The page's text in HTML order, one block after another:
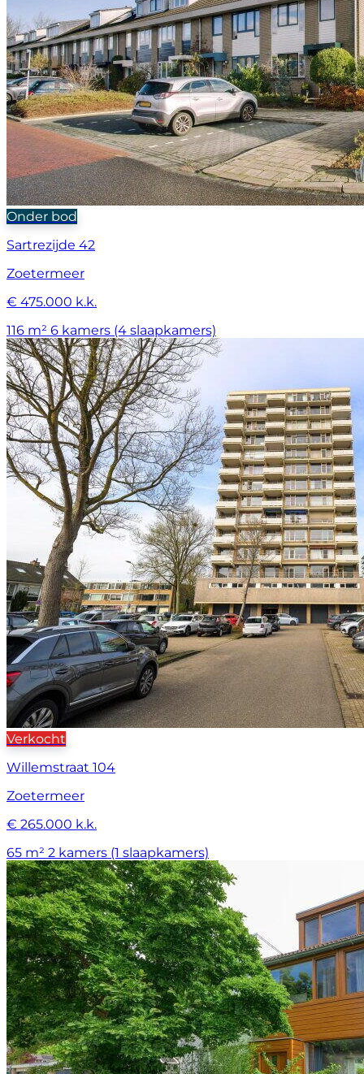
Onder bod
Sartrezijde 42
Zoetermeer
€ 475.000 k.k.
116 m² 6 kamers (4 slaapkamers)
Verkocht
Willemstraat 104
Zoetermeer
€ 265.000 k.k.
65 m² 2 kamers (1 slaapkamers)